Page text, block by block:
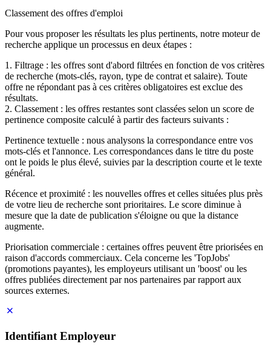
Classement des offres d'emploi
Pour vous proposer les résultats les plus pertinents, notre moteur de
recherche applique un processus en deux étapes :
1. Filtrage : les offres sont d'abord filtrées en fonction de vos critères
de recherche (mots-clés, rayon, type de contrat et salaire). Toute
offre ne répondant pas à ces critères obligatoires est exclue des
résultats.
2. Classement : les offres restantes sont classées selon un score de
pertinence composite calculé à partir des facteurs suivants :
Pertinence textuelle : nous analysons la correspondance entre vos
mots-clés et l'annonce. Les correspondances dans le titre du poste
ont le poids le plus élevé, suivies par la description courte et le texte
général.
Récence et proximité : les nouvelles offres et celles situées plus près
de votre lieu de recherche sont prioritaires. Le score diminue à
mesure que la date de publication s'éloigne ou que la distance
augmente.
Priorisation commerciale : certaines offres peuvent être priorisées en
raison d'accords commerciaux. Cela concerne les 'TopJobs'
(promotions payantes), les employeurs utilisant un 'boost' ou les
offres publiées directement par nos partenaires par rapport aux
sources externes.
Identifiant Employeur